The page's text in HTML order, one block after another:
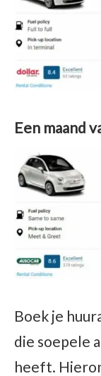
Een maand
Boek je
die soepele
heeft.